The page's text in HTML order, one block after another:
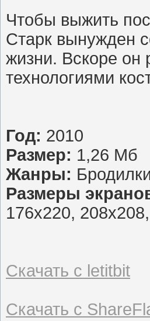
Чтобы выжить
Старк вынужден
жизни. Вскоре он
технологиями
Год: 2010
Размер: 1,26 Мб
Жанры:
Размеры
176x220,
Скачать с letitbit
Скачать с